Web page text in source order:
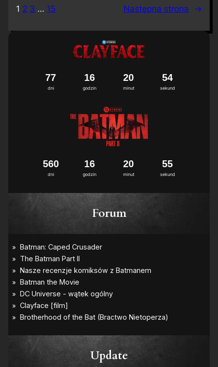
1 2 3 … 15 Następna strona →
dni
77
godzin
16
minut
20
sekund
53
4
dni
560
godzin
16
minut
20
sekund
54
5
Forum
Update